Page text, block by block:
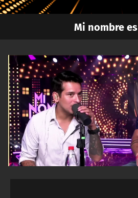
TELESERIES
ACTUALIDAD Y TENDENCIAS
CORPORATIVO Y TRANSPARENCIA
CANAL DE DENUNCIAS
ÁREA DE PROYECTOS
Mi nombre es